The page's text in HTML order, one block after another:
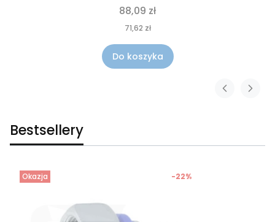
88,09 zł
71,62 zł
Do koszyka
Bestsellery
Okazja -22%